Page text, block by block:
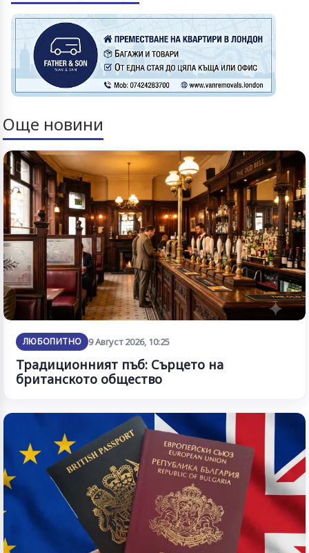
Още новини
ЛЮБОПИТНО 9 Август 2026, 10:25
Традиционният пъб: Сърцето на
британското общество